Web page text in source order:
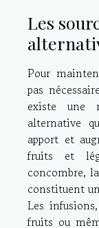
Les
Pour
pas
existe une
alternative
apport et
fruits et
concombre,
constituent
Les
fruits ou